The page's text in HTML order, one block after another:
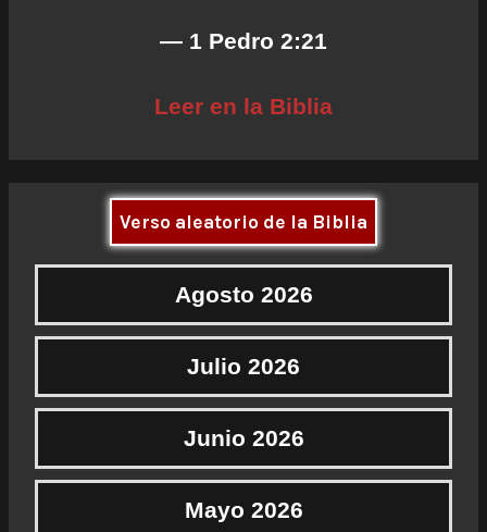
— 1 Pedro 2:21
Leer en la Biblia
Verso aleatorio de la Biblia
Agosto 2026
Julio 2026
Junio 2026
Mayo 2026